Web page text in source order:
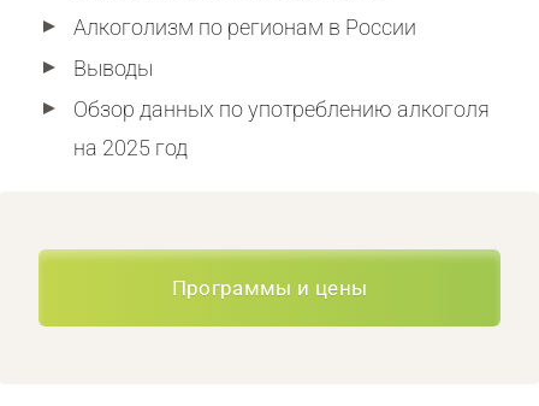
Алкоголизм по регионам в России
Выводы
Обзор данных по употреблению алкоголя
на 2025 год
Программы и цены